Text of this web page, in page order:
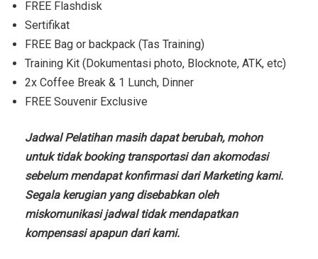
FREE Flashdisk
Sertifikat
FREE Bag or backpack (Tas Training)
Training Kit (Dokumentasi photo, Blocknote, ATK, etc)
2x Coffee Break & 1 Lunch, Dinner
FREE Souvenir Exclusive
Jadwal Pelatihan masih dapat berubah, mohon
untuk tidak booking transportasi dan akomodasi
sebelum mendapat konfirmasi dari Marketing kami.
Segala kerugian yang disebabkan oleh
miskomunikasi jadwal tidak mendapatkan
kompensasi apapun dari kami.